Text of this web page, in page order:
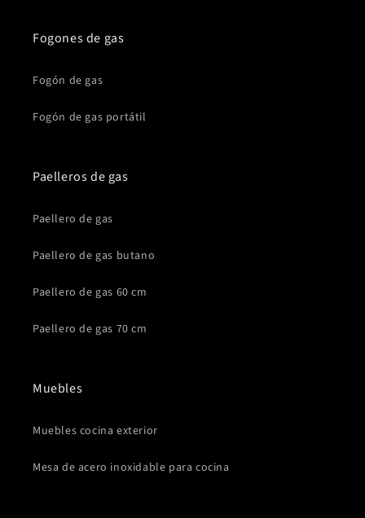
Fogones de gas
Fogón de gas
Fogón de gas portátil
Paelleros de gas
Paellero de gas
Paellero de gas butano
Paellero de gas 60 cm
Paellero de gas 70 cm
Muebles
Muebles cocina exterior
Mesa de acero inoxidable para cocina